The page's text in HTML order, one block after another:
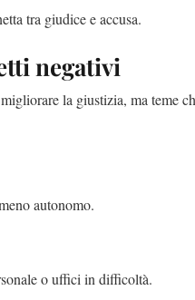
tra giudice e accusa.
negativi
la giustizia, ma teme
autonomo.
o uffici in difficoltà.